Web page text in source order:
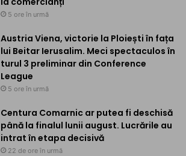
5 ore în urmă
Austria Viena, victorie la Ploiești în fața
lui Beitar Ierusalim. Meci spectaculos în
turul 3 preliminar din Conference
League
5 ore în urmă
Centura Comarnic ar putea fi deschisă
până la finalul lunii august. Lucrările au
intrat în etapa decisivă
22 de ore în urmă